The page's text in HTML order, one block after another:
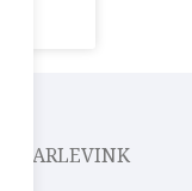
PARLEVINK